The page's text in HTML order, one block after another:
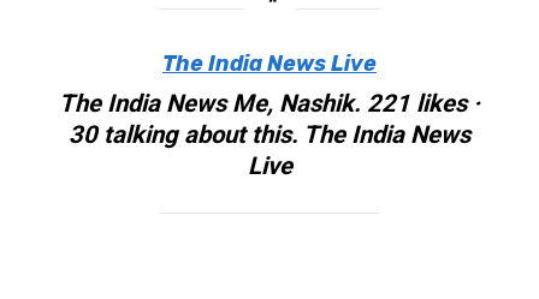
The India News Live
The India News Me, Nashik. 221 likes ·
30 talking about this. The India News
Live